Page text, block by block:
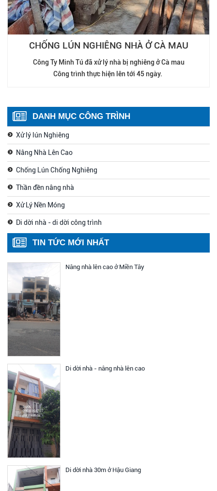
CHỐNG LÚN NGHIÊNG NHÀ Ở CÀ MAU
Công Ty Minh Tú đã xử lý nhà bị nghiêng ở Cà mau
Công trình thực hiện lên tới 45 ngày.
DANH MỤC CÔNG TRÌNH
Xử lý lún Nghiêng
Nâng Nhà Lên Cao
Chống Lún Chống Nghiêng
Thần đền nâng nhà
Xử Lý Nền Móng
Di dời nhà - di dời công trình
TIN TỨC MỚI NHẤT
Nâng nhà lên cao ở Miền Tây
Di dời nhà - nâng nhà lên cao
Di dời nhà 30m ở Hậu Giang